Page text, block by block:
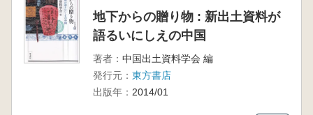
地下からの贈り物 : 新出土資料が
語るいにしえの中国
著者： 中国出土資料学会 編
発行元： 東方書店
出版年： 2014/01